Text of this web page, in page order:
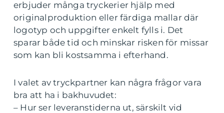
erbjuder många tryckerier hjälp med
originalproduktion eller färdiga mallar där
logotyp och uppgifter enkelt fylls i. Det
sparar både tid och minskar risken för missar
som kan bli kostsamma i efterhand.
I valet av tryckpartner kan några frågor vara
bra att ha i bakhuvudet:
– Hur ser leveranstiderna ut, särskilt vid